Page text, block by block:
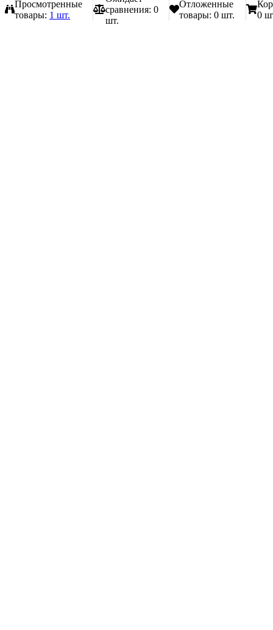
Просмотренные
товары: 1 шт.
сравнения: 0
шт.
Отложенные
товары: 0 шт.
0